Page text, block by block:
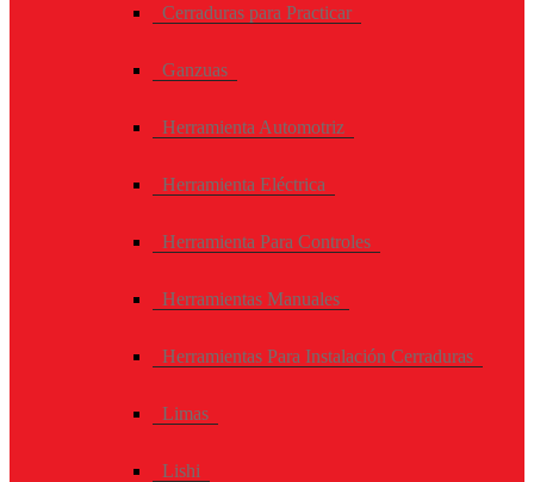
Cerraduras para Practicar
Ganzuas
Herramienta Automotriz
Herramienta Eléctrica
Herramienta Para Controles
Herramientas Manuales
Herramientas Para Instalación Cerraduras
Limas
Lishi